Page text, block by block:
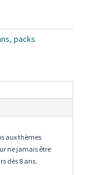
, packs
aux thèmes
ne jamais être
dès 8 ans.